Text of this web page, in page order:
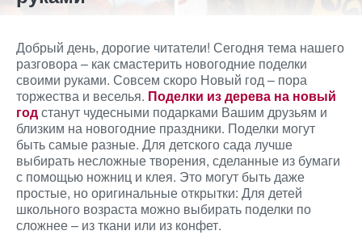
Добрый день, дорогие читатели! Сегодня тема нашего
разговора – как смастерить новогодние поделки
своими руками. Совсем скоро Новый год – пора
торжества и веселья. Поделки из дерева на новый
годстанут чудесными подарками Вашим друзьям и
близким на новогодние праздники. Поделки могут
быть самые разные. Для детского сада лучше
выбирать несложные творения, сделанные из бумаги
с помощью ножниц и клея. Это могут быть даже
простые, но оригинальные открытки: Для детей
школьного возраста можно выбирать поделки по
сложнее – из ткани или из конфет.